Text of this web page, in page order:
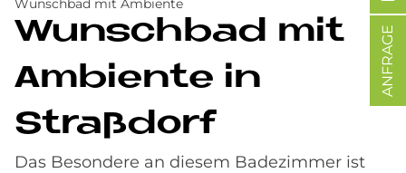
Wunschbad mit Ambiente
Wunsch­bad mit
Am­bi­en­te in
Straß­dorf
Das Besondere an diesem Badezimmer ist
ANFRAGE